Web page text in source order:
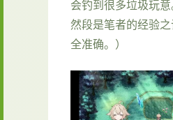
会钓到很多垃圾玩
然段是笔者的经验
全准确。）